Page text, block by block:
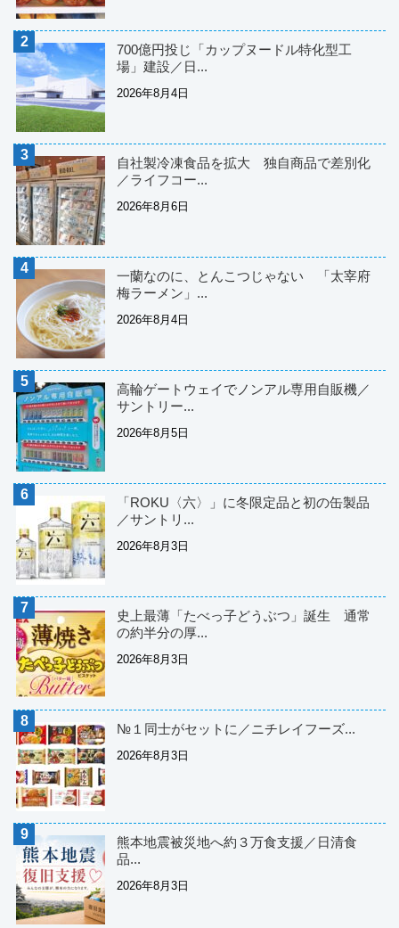
700億円投じ「カップヌードル特化型工
場」建設／日...
2026年8月4日
自社製冷凍食品を拡大 独自商品で差別化
／ライフコー...
2026年8月6日
一蘭なのに、とんこつじゃない 「太宰府
梅ラーメン」...
2026年8月4日
高輪ゲートウェイでノンアル専用自販機／
サントリー...
2026年8月5日
「ROKU〈六〉」に冬限定品と初の缶製品
／サントリ...
2026年8月3日
史上最薄「たべっ子どうぶつ」誕生 通常
の約半分の厚...
2026年8月3日
№１同士がセットに／ニチレイフーズ...
2026年8月3日
熊本地震被災地へ約３万食支援／日清食
品...
2026年8月3日